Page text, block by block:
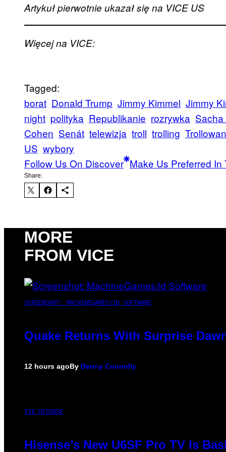
Artykuł pierwotnie ukazał się na VICE US
Więcej na VICE:
Tagged:
borat Donald Trump Jimmy Kimmel Jimmy
night polityka Republikanie rozrywka
Cohen Senát telewizja troll trolling
US wybory
Follow Us On Discover Make Us Preferred In
Share:
MORE
FROM VICE
SCREENSHOT: MACHINEGAMES/ID SOFTWARE
Quake Returns With Surprise
12 hours agoBy Denny Connolly
VIA HISENSE
Hisense’s New U6SF Pro TV Is